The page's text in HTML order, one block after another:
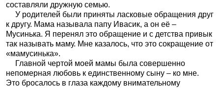
составляли дружную семью.
У родителей были приняты ласковые обращения друг
к другу. Мама называла папу Ивасик, а он её –
Мусинька. Я перенял это обращение и с детства привык
так называть маму. Мне казалось, что это сокращение от
«мамусинька».
Главной чертой моей мамы была совершенно
непомерная любовь к единственному сыну – ко мне.
Это бросалось в глаза каждому внимательному